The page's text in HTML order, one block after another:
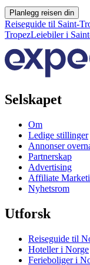
Planlegg reisen din
Reiseguide til Saint-
TropezLeiebiler i
Selskapet
Om
Ledige stillinger
Annonser
Partnerskap
Advertising
Affiliate
Nyhetsrom
Utforsk
Reiseguide til
Hoteller i Norge
Ferieboliger i